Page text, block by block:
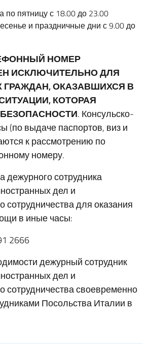
по пятницу с 18.00 до 23.00
и праздничные дни с 9.00 до
НОМЕР
ИСКЛЮЧИТЕЛЬНО ДЛЯ
ГРАЖДАН, ОКАЗАВШИХСЯ В
КОТОРАЯ
. Консульско-
(по выдаче паспортов, виз и
к рассмотрению по
номеру.
сотрудника
дел и
сотрудничества для оказания
в иные часы:
2666
дежурный сотрудник
дел и
сотрудничества своевременно
Посольства Италии в